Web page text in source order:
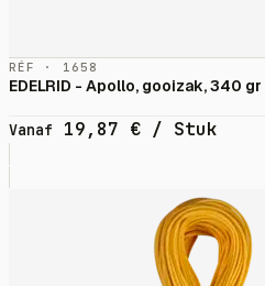
RÉF · 1658
EDELRID - Apollo, gooizak, 340 gr
Vanaf 19,87 € / Stuk